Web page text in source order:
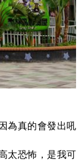
為真的會發出吼
太恐怖，是我可